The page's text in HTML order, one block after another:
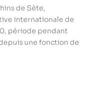
de Sète,
internationale de
période pendant
une fonction de